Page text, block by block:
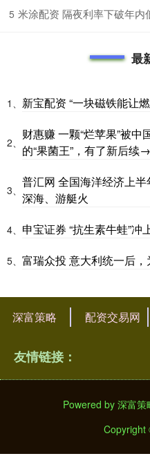
5 米涂配资 隔夜利率下破年
最
1、 新宝配资 “一块磁铁能让
2、
财惠赚 一颗“烂苹果”被
的“果菌王”，有了新后续→
3、
普汇网 全国海洋经济上
深海、游艇火
4、 申宝证券 “抗生素牛蛙”
5、 富瑞众投 意大利统一后
深富策略 配资交易网
友情链接：
Powered by 深富策
Copyright